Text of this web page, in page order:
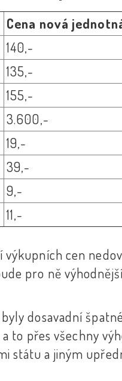
Cena nová
140,-
135,-
155,-
3.600,-
19,-
39,-
9,-
11,-
výkupních cen
pro ně
dosavadní
to přes všechny
státu a jiným